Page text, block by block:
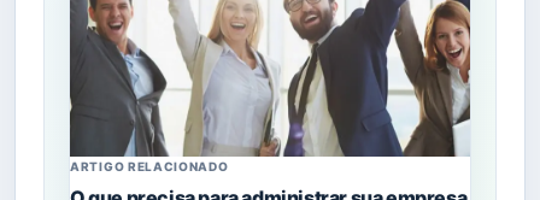
ARTIGO RELACIONADO